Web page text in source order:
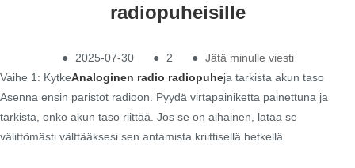
radiopuheisille
● 2025-07-30 ● 2 ● Jätä minulle viesti
Vaihe 1: KytkeAnaloginen radio radiopuheja tarkista akun taso
Asenna ensin paristot radioon. Pyydä virtapainiketta painettuna ja
tarkista, onko akun taso riittää. Jos se on alhainen, lataa se
välittömästi välttääksesi sen antamista kriittisellä hetkellä.